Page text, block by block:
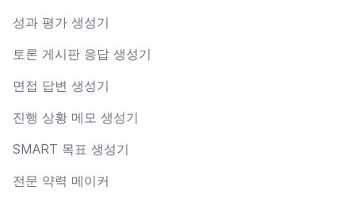
성과 평가 생성기
토론 게시판 응답 생성기
면접 답변 생성기
진행 상황 메모 생성기
SMART 목표 생성기
전문 약력 메이커